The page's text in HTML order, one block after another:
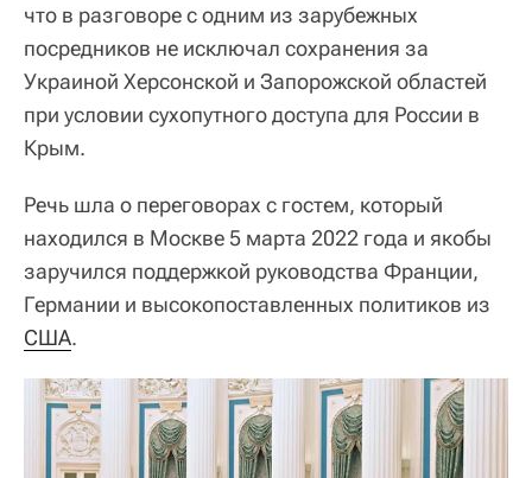
что в разговоре с одним из зарубежных
посредников не исключал сохранения за
Украиной Херсонской и Запорожской областей
при условии сухопутного доступа для России в
Крым.
Речь шла о переговорах с гостем, который
находился в Москве 5 марта 2022 года и якобы
заручился поддержкой руководства Франции,
Германии и высокопоставленных политиков из
США.